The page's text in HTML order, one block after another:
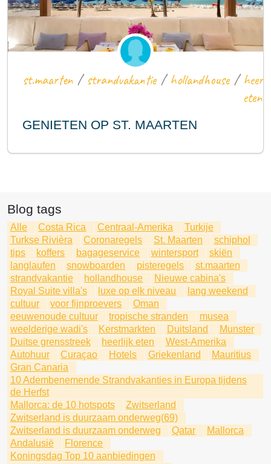
st.maarten / strandvakantie / hollandhouse /
eten
GENIETEN OP ST. MAARTEN
Blog tags
Alle Costa Rica Centraal-Amerika
Turkije
Turkse Rivièra
Coronaregels St. Maarten
schiphol
tips
koffers bagageservice wintersport
skiën
langlaufen
snowboarden pisteregels
st.maarten
strandvakantie
hollandhouse
Nieuwe cabina's
Royal Suite villa's
luxe op elk niveau
lang weekend
cultuur
voor fijnproevers
Oman
eeuwenoude cultuur
tropische stranden
musea
weelderige wadi's
Kerstmarkten Duitsland
Munster
Duitse grensstreek
heerlijk eten
West-Amerika
Autohuur
Curaçao Hotels Griekenland
Mauritius
Gran Canaria
10 Adembenemende Strandvakanties in Europa tijdens
de Herfst
Mallorca: de 10 hotspots
Zwitserland
Zwitserland is duurzaam onderweg(69)
Zwitserland is duurzaam onderweg
Qatar
Mallorca
Andalusië
Florence
Koningsdag Top 10 aanbiedingen